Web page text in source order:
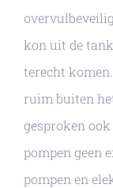
kon uit de
terecht
ruim buiten
gesproken
pompen geen
pompen en